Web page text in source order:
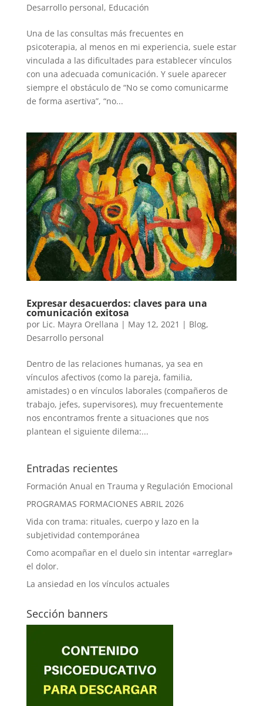
Desarrollo personal, Educación
Una de las consultas más frecuentes en
psicoterapia, al menos en mi experiencia, suele estar
vinculada a las dificultades para establecer vínculos
con una adecuada comunicación. Y suele aparecer
siempre el obstáculo de “No se como comunicarme
de forma asertiva”, “no...
Expresar desacuerdos: claves para una
comunicación exitosa
por Lic. Mayra Orellana | May 12, 2021 | Blog,
Desarrollo personal
Dentro de las relaciones humanas, ya sea en
vínculos afectivos (como la pareja, familia,
amistades) o en vínculos laborales (compañeros de
trabajo, jefes, supervisores), muy frecuentemente
nos encontramos frente a situaciones que nos
plantean el siguiente dilema:...
Entradas recientes
Formación Anual en Trauma y Regulación Emocional
PROGRAMAS FORMACIONES ABRIL 2026
Vida con trama: rituales, cuerpo y lazo en la
subjetividad contemporánea
Como acompañar en el duelo sin intentar «arreglar»
el dolor.
La ansiedad en los vínculos actuales
Sección banners